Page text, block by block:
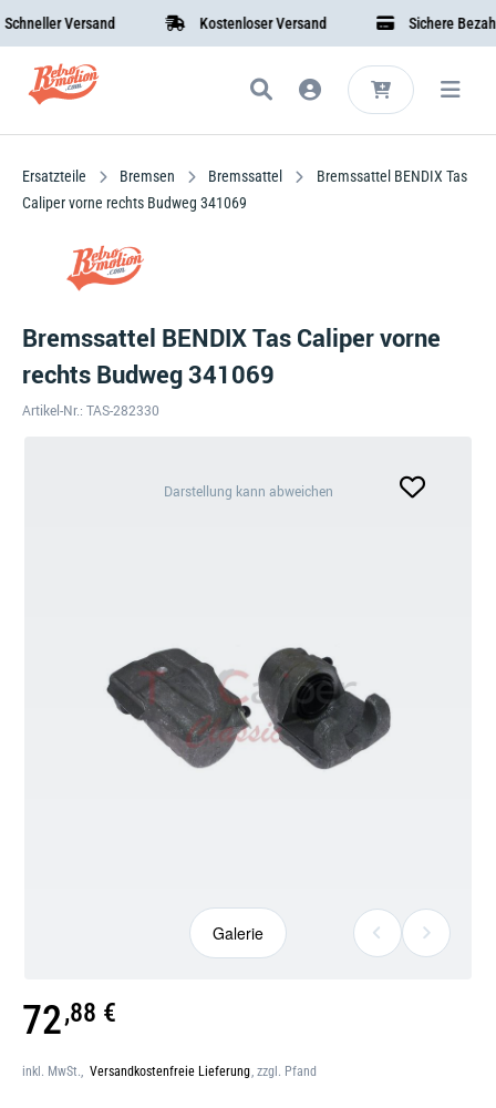
Versand Kostenloser Versand Sichere Bezahlung
Ersatzteile Bremsen Bremssattel
Bremssattel BENDIX Tas
Caliper vorne rechts Budweg 341069
Bremssattel BENDIX Tas Caliper vorne
rechts Budweg 341069
Artikel-Nr.: TAS-282330
Galerie
öffnen
Darstellung kann abweichen
Galerie
72,88 €
inkl. MwSt., Versandkostenfreie Lieferung, zzgl. Pfand